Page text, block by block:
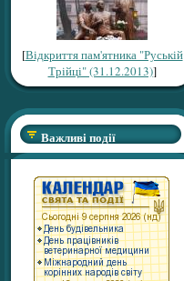
[Відкриття пам'ятника "Руській
Трійці" (31.12.2013)]
Важливі події